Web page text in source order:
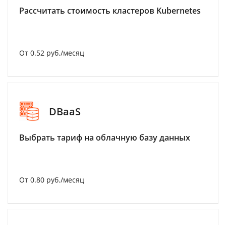
Рассчитать стоимость кластеров Kubernetes
От 0.52 руб./месяц
DBaaS
Выбрать тариф на облачную базу данных
От 0.80 руб./месяц